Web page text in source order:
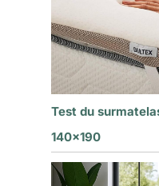
Test du
140×190